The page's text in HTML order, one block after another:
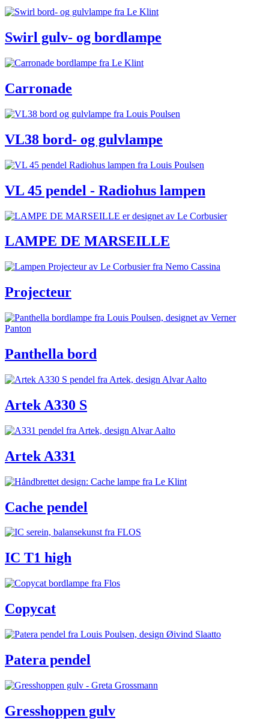
Swirl gulv- og bordlampe
Carronade
VL38 bord- og gulvlampe
VL 45 pendel - Radiohus lampen
LAMPE DE MARSEILLE
Projecteur
Panthella bord
Artek A330 S
Artek A331
Cache pendel
IC T1 high
Copycat
Patera pendel
Gresshoppen gulv